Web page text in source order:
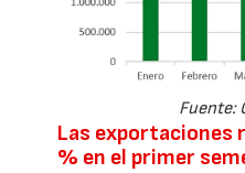
Fuente:
Las exportaciones
% en el primer